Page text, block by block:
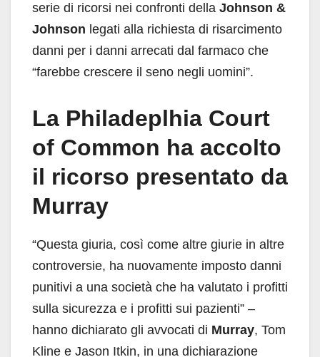
serie di ricorsi nei confronti della Johnson &
Johnson legati alla richiesta di risarcimento
danni per i danni arrecati dal farmaco che
“farebbe crescere il seno negli uomini”.
La Philadeplhia Court
of Common ha accolto
il ricorso presentato da
Murray
“Questa giuria, così come altre giurie in altre
controversie, ha nuovamente imposto danni
punitivi a una società che ha valutato i profitti
sulla sicurezza e i profitti sui pazienti” –
hanno dichiarato gli avvocati di Murray, Tom
Kline e Jason Itkin, in una dichiarazione